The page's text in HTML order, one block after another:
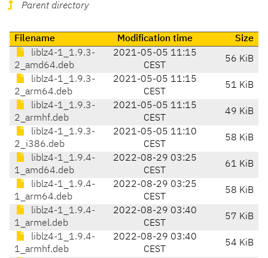
Parent directory
Filename Modification time
Size
liblz4-1_1.9.3-
2_amd64.deb
2021-05-05 11:15
CEST
56 KiB
liblz4-1_1.9.3-
2_arm64.deb
2021-05-05 11:15
CEST
51 KiB
liblz4-1_1.9.3-
2_armhf.deb
2021-05-05 11:15
CEST
49 KiB
liblz4-1_1.9.3-
2_i386.deb
2021-05-05 11:10
CEST
58 KiB
liblz4-1_1.9.4-
1_amd64.deb
2022-08-29 03:25
CEST
61 KiB
liblz4-1_1.9.4-
1_arm64.deb
2022-08-29 03:25
CEST
58 KiB
liblz4-1_1.9.4-
1_armel.deb
2022-08-29 03:40
CEST
57 KiB
liblz4-1_1.9.4-
1_armhf.deb
2022-08-29 03:40
CEST
54 KiB